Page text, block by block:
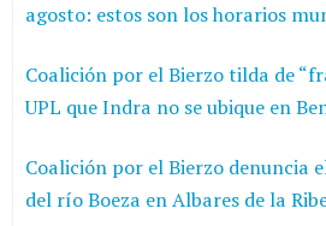
agosto: estos son los horarios
Coalición por el Bierzo tilda de
UPL que Indra no se ubique en
Coalición por el Bierzo denuncia
del río Boeza en Albares de la